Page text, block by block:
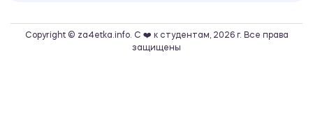
Copyright © za4etka.info. С ❤️ к студентам, 2026 г. Все права
защищены